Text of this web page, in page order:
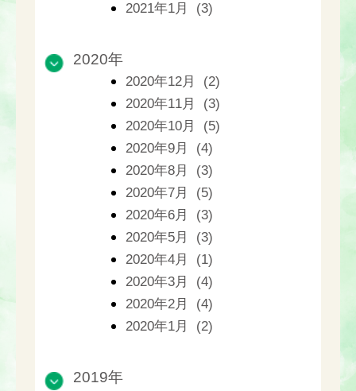
2021年1月 (3)
2020年
2020年12月 (2)
2020年11月 (3)
2020年10月 (5)
2020年9月 (4)
2020年8月 (3)
2020年7月 (5)
2020年6月 (3)
2020年5月 (3)
2020年4月 (1)
2020年3月 (4)
2020年2月 (4)
2020年1月 (2)
2019年